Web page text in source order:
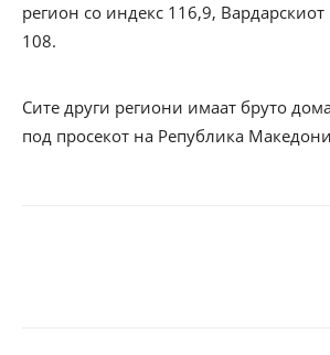
регион со индекс 116,9,
108.
Сите други региони имаат бруто
под просекот на Република